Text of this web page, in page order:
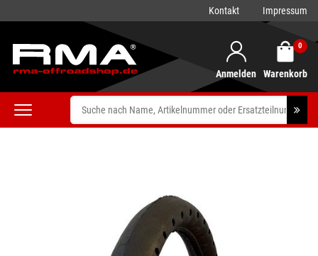
Kontakt Impressum
Anmelden
0
Warenkorb